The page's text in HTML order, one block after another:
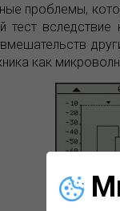
проблемы,
вследствие
как